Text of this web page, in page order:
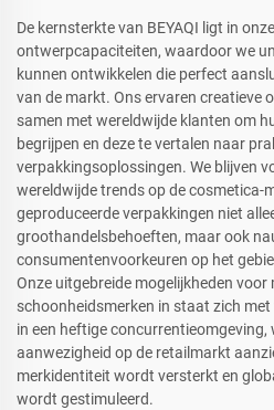
De kernsterkte van BEYAQI ligt in
ontwerpcapaciteiten, waardoor we
kunnen ontwikkelen die perfect
van de markt. Ons ervaren creatieve
samen met wereldwijde klanten om
begrijpen en deze te vertalen naar
verpakkingsoplossingen. We blijven
wereldwijde trends op de cosmetica-
geproduceerde verpakkingen niet
groothandelsbehoeften, maar ook
consumentenvoorkeuren op het
Onze uitgebreide mogelijkheden voor
schoonheidsmerken in staat zich
in een heftige
aanwezigheid op de retailmarkt
merkidentiteit wordt versterkt en
wordt gestimuleerd.